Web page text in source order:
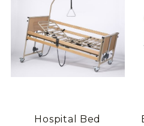
Hospital Bed